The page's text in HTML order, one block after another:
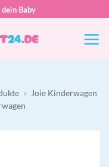
Baby
»
Joie Kinderwagen